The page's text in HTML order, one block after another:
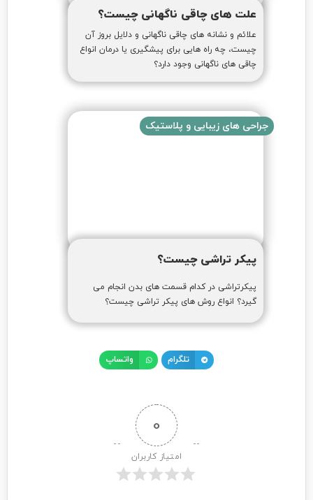
علت های چاقی ناگهانی چیست؟
علائم و نشانه های چاقی ناگهانی و دلایل بروز آن
چیست، چه راه هایی برای پیشگیری یا درمان انواع
چاقی های ناگهانی وجود دارد؟
جراحی های زیبایی و پلاستیک
پیکر تراشی چیست؟
پیکرتراشی در کدام قسمت های بدن انجام می
گیرد؟ انواع روش های پیکر تراشی چیست؟
تلگرام واتساپ
0
امتیاز کاربران